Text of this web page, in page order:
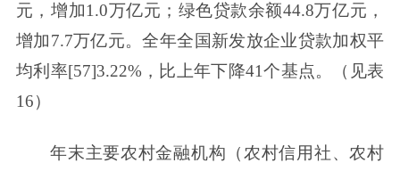
元，增加1.0万亿元；绿色贷款余额44.8万亿元，
增加7.7万亿元。全年全国新发放企业贷款加权平
均利率[57]3.22%，比上年下降41个基点。（见表
16）
年末主要农村金融机构（农村信用社、农村